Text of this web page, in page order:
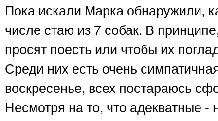
Пока искали Марка обнаружили,
числе стаю из 7 собак. В
просят поесть или чтобы их
Среди них есть очень
воскресенье, всех постараюсь
Несмотря на то, что адекватные